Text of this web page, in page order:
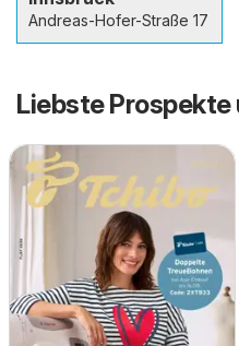
Andreas-Hofer-Straße 17
Liebste